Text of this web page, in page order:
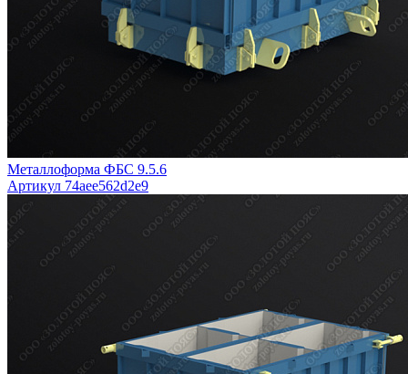
Металлоформа ФБС 9.5.6
Артикул 74aee562d2e9